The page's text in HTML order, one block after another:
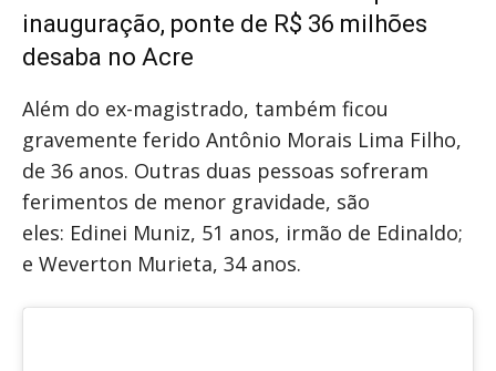
inauguração, ponte de R$ 36 milhões
desaba no Acre
Além do ex-magistrado, também ficou
gravemente ferido Antônio Morais Lima Filho,
de 36 anos. Outras duas pessoas sofreram
ferimentos de menor gravidade, são
eles: Edinei Muniz, 51 anos, irmão de Edinaldo;
e Weverton Murieta, 34 anos.